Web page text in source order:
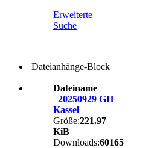
Erweiterte
Suche
Dateianhänge-Block
Dateiname
20250929 GH
Kassel
Größe:221.97
KiB
Downloads:60165